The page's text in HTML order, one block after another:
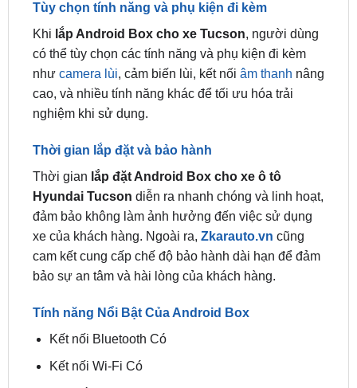
có thể tùy chọn các tính năng và phụ kiện đi kèm
nhưcamera lùi, cảm biến lùi, kết nốiâm thanhnâng
cao, và nhiều tính năng khác để tối ưu hóa trải
nghiệm khi sử dụng.
Thời gian lắp đặt và bảo hành
Hyundai Tucsondiễn ra nhanh chóng và linh hoạt,
đảm bảo không làm ảnh hưởng đến việc sử dụng
xe của khách hàng. Ngoài ra,Zkarauto.vncũng
cam kết cung cấp chế độ bảo hành dài hạn để đảm
bảo sự an tâm và hài lòng của khách hàng.
Tính năng Nổi Bật Của Android Box